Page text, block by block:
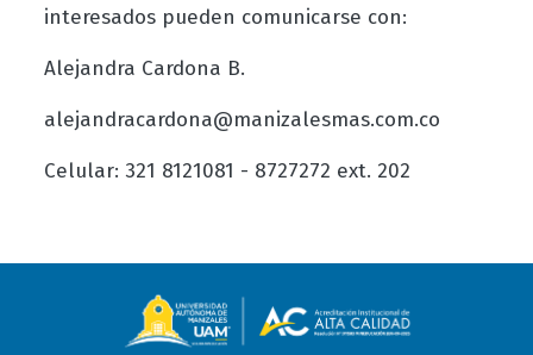
interesados pueden comunicarse con:
Alejandra Cardona B.
alejandracardona@manizalesmas.com.co
Celular: 321 8121081 - 8727272 ext. 202